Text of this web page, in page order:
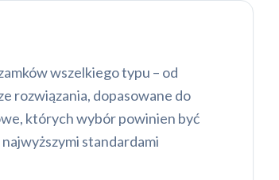
wszelkiego typu – od
rozwiązania, dopasowane do
których wybór powinien być
standardami